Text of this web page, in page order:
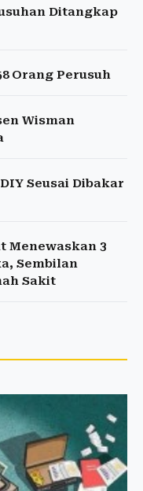
Ditangkap
Orang Perusuh
Wisman
Seusai Dibakar
Menewaskan 3
Sembilan
Sakit